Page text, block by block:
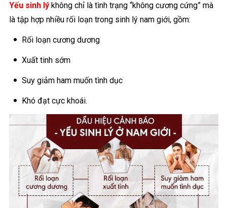
Yếu sinh lýkhông chỉ là tình trạng “không cương cứng” mà
là tập hợp nhiều rối loạn trong sinh lý nam giới, gồm:
Rối loạn cương dương
Xuất tinh sớm
Suy giảm ham muốn tình dục
Khó đạt cực khoái.